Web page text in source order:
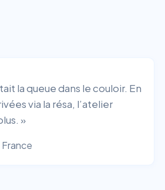
la queue dans le couloir. En
via la résa, l’atelier
»